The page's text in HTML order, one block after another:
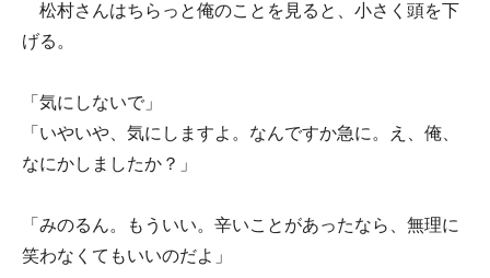
松村さんはちらっと俺のことを見ると、小さく頭を下
げる。
「気にしないで」
「いやいや、気にしますよ。なんですか急に。え、俺、
なにかしましたか？」
「みのるん。もういい。辛いことがあったなら、無理に
笑わなくてもいいのだよ」